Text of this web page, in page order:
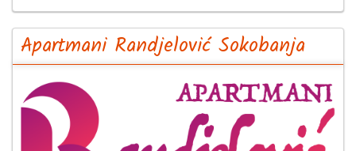
Apartmani Randjelović Sokobanja